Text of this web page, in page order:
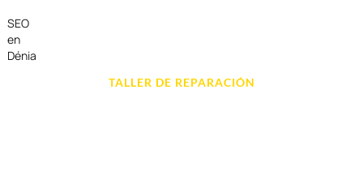
SEO
en
Dénia
TALLER DE REPARACIÓN